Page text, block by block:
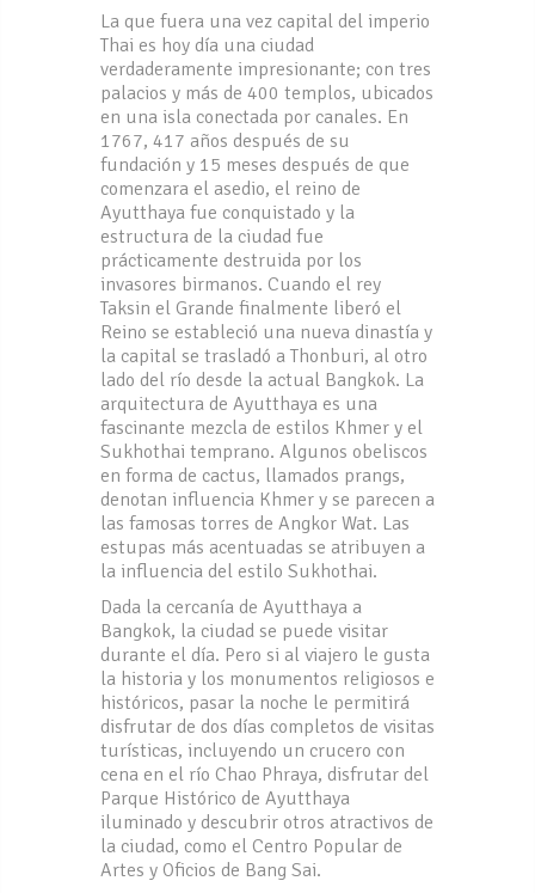
La que fuera una vez capital del imperio
Thai es hoy día una ciudad
verdaderamente impresionante; con tres
palacios y más de 400 templos, ubicados
en una isla conectada por canales. En
1767, 417 años después de su
fundación y 15 meses después de que
comenzara el asedio, el reino de
Ayutthaya fue conquistado y la
estructura de la ciudad fue
prácticamente destruida por los
invasores birmanos. Cuando el rey
Taksin el Grande finalmente liberó el
Reino se estableció una nueva dinastía y
la capital se trasladó a Thonburi, al otro
lado del río desde la actual Bangkok. La
arquitectura de Ayutthaya es una
fascinante mezcla de estilos Khmer y el
Sukhothai temprano. Algunos obeliscos
en forma de cactus, llamados prangs,
denotan influencia Khmer y se parecen a
las famosas torres de Angkor Wat. Las
estupas más acentuadas se atribuyen a
la influencia del estilo Sukhothai.
Dada la cercanía de Ayutthaya a
Bangkok, la ciudad se puede visitar
durante el día. Pero si al viajero le gusta
la historia y los monumentos religiosos e
históricos, pasar la noche le permitirá
disfrutar de dos días completos de visitas
turísticas, incluyendo un crucero con
cena en el río Chao Phraya, disfrutar del
Parque Histórico de Ayutthaya
iluminado y descubrir otros atractivos de
la ciudad, como el Centro Popular de
Artes y Oficios de Bang Sai.